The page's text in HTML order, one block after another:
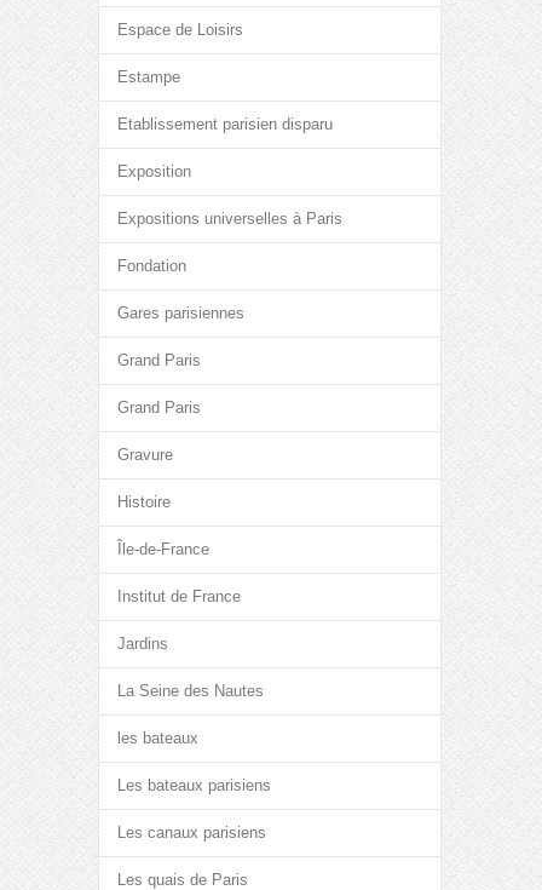
Espace de Loisirs
Estampe
Etablissement parisien disparu
Exposition
Expositions universelles à Paris
Fondation
Gares parisiennes
Grand Paris
Grand Paris
Gravure
Histoire
Île-de-France
Institut de France
Jardins
La Seine des Nautes
les bateaux
Les bateaux parisiens
Les canaux parisiens
Les quais de Paris